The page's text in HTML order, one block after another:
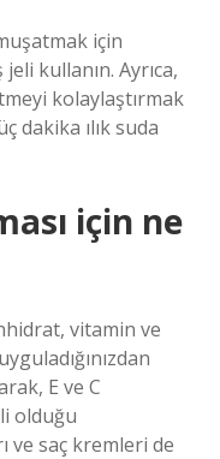
için
kullanın. Ayrıca,
kolaylaştırmak
dakika ılık suda
için ne
vitamin ve
E ve C
olduğu
ve saç kremleri de